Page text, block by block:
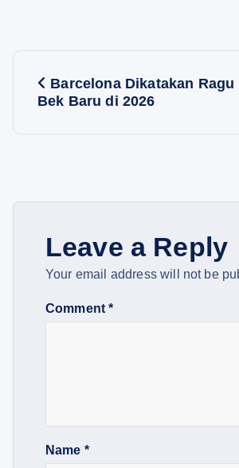
t
Barcelona Dikatakan
Bek Baru di 2026
Leave a Reply
Your email address will not be
Comment*
Name *